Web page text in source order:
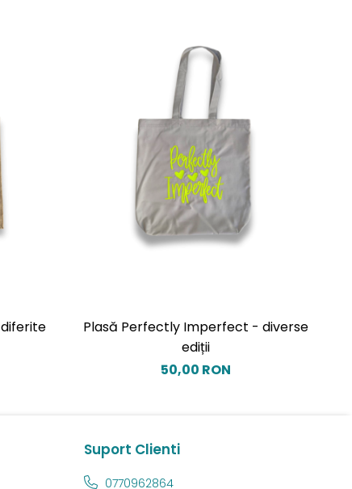
Plasă Perfectly Imperfect - diverse
ediții
50,00 RON
Suport Clienti
0770962864